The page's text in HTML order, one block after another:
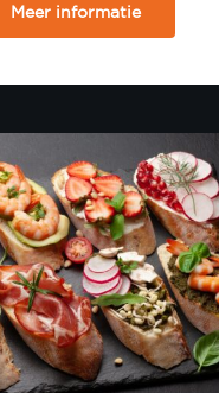
Meer informatie